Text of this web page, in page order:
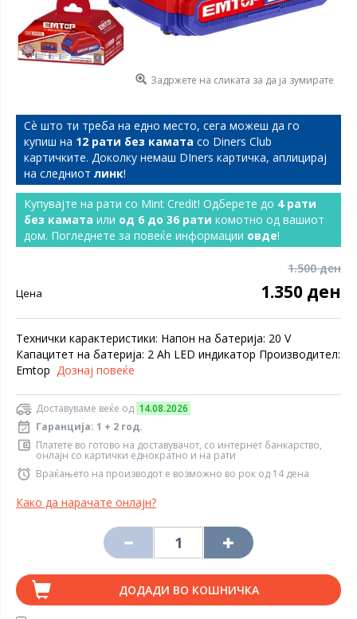
Задржете на сликата за да ја зумирате
Сѐ што ти треба на едно место, сега можеш да го
купиш на 12 рати без камата со Diners Club
картичките. Доколку немаш DIners картичка, аплицирај
на следниот линк!
Купувајте на рати со Mint Credit! Одберете до 4 рати
без камата или од 6 до 36 рати комотно од вашиот
дом. Погледнете за повеќе информации овде!
1.500 ден
Цена 1.350 ден
Технички карактеристики: Напон на батерија: 20 V
Капацитет на батерија: 2 Ah LED индикатор Производител:
Emtop Дознај повеќе
Доставуваме веќе од 14.08.2026
Гаранција: 1 + 2 год.
Платете во готово на доставувачот, со интернет банкарство,
онлајн со картички еднократно и на рати
Враќањето на производот е возможно во рок од 14 дена
Како да нарачате онлајн?
ДОДАДИ ВО КОШНИЧКА